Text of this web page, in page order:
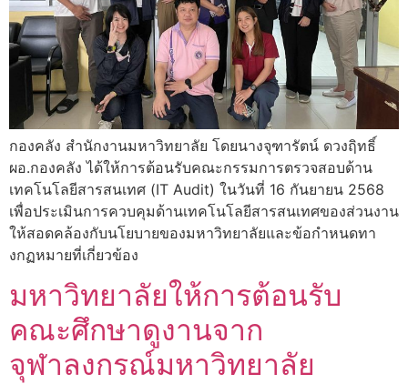
กองคลัง สำนักงานมหาวิทยาลัย โดยนางจุฑารัตน์ ดวงฤิทธิ์
ผอ.กองคลัง ได้ให้การต้อนรับคณะกรรมการตรวจสอบด้าน
เทคโนโลยีสารสนเทศ (IT Audit) ในวันที่ 16 กันยายน 2568
เพื่อประเมินการควบคุมด้านเทคโนโลยีสารสนเทศของส่วนงาน
ให้สอดคล้องกับนโยบายของมหาวิทยาลัยและข้อกำหนดทา
งกฏหมายที่เกี่ยวข้อง
มหาวิทยาลัยให้การต้อนรับ
คณะศึกษาดูงานจาก
จุฬาลงกรณ์มหาวิทยาลัย